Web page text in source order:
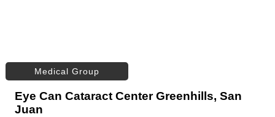
Medical Group
Eye Can Cataract Center Greenhills, San
Juan